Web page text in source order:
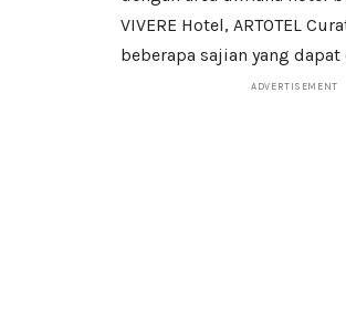
VIVERE Hotel, ARTOTEL
beberapa sajian yang
ADVERTISEMENT